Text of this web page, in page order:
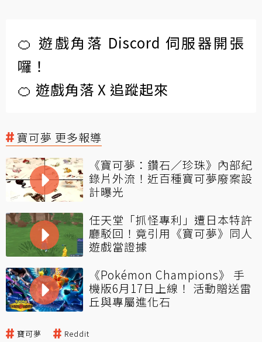
🍊 遊戲角落 Discord 伺服器開張
囉！
🍊 遊戲角落 X 追蹤起來
寶可夢 更多報導
《寶可夢：鑽石／珍珠》內部紀
錄片外流！近百種寶可夢廢案設
計曝光
任天堂「抓怪專利」遭日本特許
廳駁回！竟引用《寶可夢》同人
遊戲當證據
《Pokémon Champions》 手
機版6月17日上線！ 活動贈送雷
丘與專屬進化石
寶可夢 Reddit